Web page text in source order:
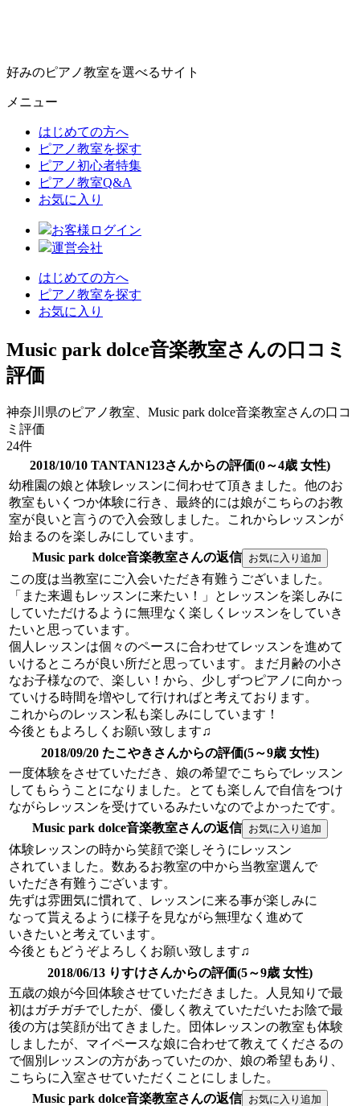
好みのピアノ教室を選べるサイト
メニュー
はじめての方へ
ピアノ教室を探す
ピアノ初心者特集
ピアノ教室Q&A
お気に入り
お客様ログイン
運営会社
はじめての方へ
ピアノ教室を探す
お気に入り
Music park dolce音楽教室さんの口コミ
評価
神奈川県のピアノ教室、Music park dolce音楽教室さんの口コ
ミ評価
24件
2018/10/10 TANTAN123さんからの評価(0～4歳 女性)
幼稚園の娘と体験レッスンに伺わせて頂きました。他のお
教室もいくつか体験に行き、最終的には娘がこちらのお教
室が良いと言うので入会致しました。これからレッスンが
始まるのを楽しみにしています。
Music park dolce音楽教室さんの返信
この度は当教室にご入会いただき有難うございました。
「また来週もレッスンに来たい！」とレッスンを楽しみに
していただけるように無理なく楽しくレッスンをしていき
たいと思っています。
個人レッスンは個々のペースに合わせてレッスンを進めて
いけるところが良い所だと思っています。まだ月齢の小さ
なお子様なので、楽しい！から、少しずつピアノに向かっ
ていける時間を増やして行ければと考えております。
これからのレッスン私も楽しみにしています！
今後ともよろしくお願い致します♫
2018/09/20 たこやきさんからの評価(5～9歳 女性)
一度体験をさせていただき、娘の希望でこちらでレッスン
してもらうことになりました。とても楽しんで自信をつけ
ながらレッスンを受けているみたいなのでよかったです。
Music park dolce音楽教室さんの返信
体験レッスンの時から笑顔で楽しそうにレッスン
されていました。数あるお教室の中から当教室選んで
いただき有難うございます。
先ずは雰囲気に慣れて、レッスンに来る事が楽しみに
なって貰えるように様子を見ながら無理なく進めて
いきたいと考えています。
今後ともどうぞよろしくお願い致します♫
2018/06/13 りすけさんからの評価(5～9歳 女性)
五歳の娘が今回体験させていただきました。人見知りで最
初はガチガチでしたが、優しく教えていただいたお陰で最
後の方は笑顔が出てきました。団体レッスンの教室も体験
しましたが、マイペースな娘に合わせて教えてくださるの
で個別レッスンの方があっていたのか、娘の希望もあり、
こちらに入室させていただくことにしました。
Music park dolce音楽教室さんの返信